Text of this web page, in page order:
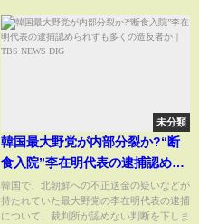
未分類
韓国最大野党が内部分裂か?“断
食入院”李在明代表の逮捕認めら
れずも多くの造反者か｜
TBS NEWS DIG
韓国で、北朝鮮への不正送金の疑いなどが
持たれていた最大野党の李在明代表の逮捕
について、裁判所が認めない判断を下しま